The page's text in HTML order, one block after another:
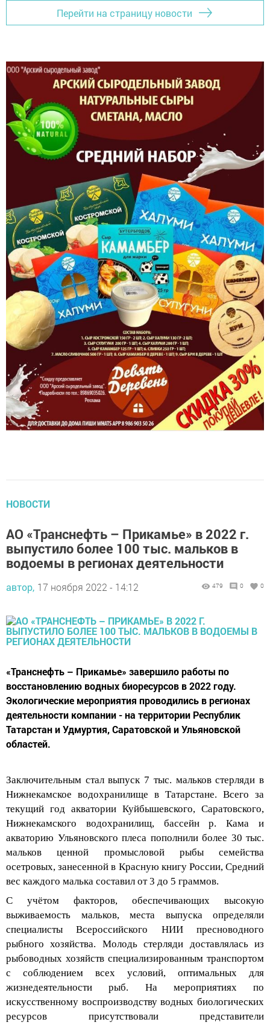
Перейти на страницу новости
выпустило более 100 тыс. мальков в
водоемы в регионах деятельности
17 ноября 2022 - 14:12
восстановлению водных биоресурсов в 2022 году.
Экологические мероприятия проводились в регионах
деятельности компании - на территории Республик
Татарстан и Удмуртия, Саратовской и Ульяновской
областей.
Нижнекамское водохранилище в Татарстане. Всего за
текущий год акватории Куйбышевского,Саратовского,
Нижнекамского водохранилищ, бассейн р. Кама и
акваторию Ульяновского плеса пополнили более 30 тыс.
мальков ценной промысловой рыбы семейства
осетровых, занесенной в Красную книгу России, Средний
вес каждого малька составил от 3 до 5 граммов.
С учётом факторов, обеспечивающих высокую
выживаемость мальков, места выпуска определяли
специалисты Всероссийского НИИ пресноводного
рыбного хозяйства. Молодь стерляди доставлялась из
рыбоводных хозяйств специализированным транспортом
с соблюдением всех условий, оптимальных для
жизнедеятельности рыб. На мероприятиях по
искусственному воспроизводству водных биологических
ресурсов присутствовали представители
Средневолжского
территориального управления